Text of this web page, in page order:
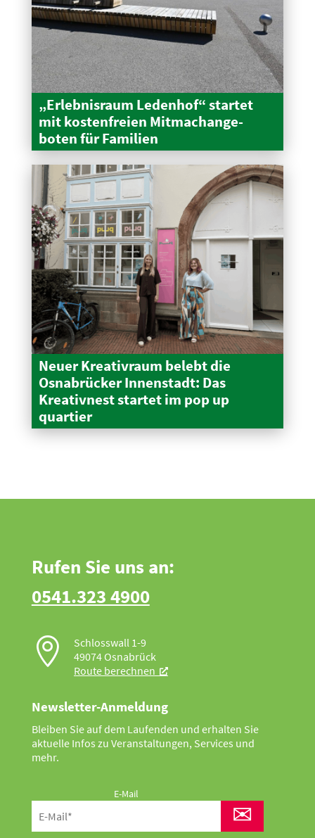
„Erleb­nisraum Ledenhof“ startet
mit kosten­freien Mitma­ch­an­ge­
boten für Familien
Neuer Kreativraum belebt die
Osnabrücker Innen­stadt: Das
Kreativnest startet im pop up
quartier
Rufen Sie uns an:
0541.323 4900

Schlosswall 1-9
49074 Osnabrück
Route berechnen
Newsletter-Anmeldung
Bleiben Sie auf dem Laufenden und erhalten Sie
aktuelle Infos zu Veranstaltungen, Services und
mehr.
E-Mail
✉